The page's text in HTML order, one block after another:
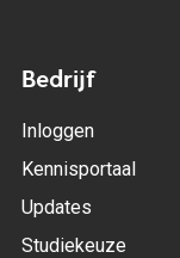
Bedrijf
Inloggen
Kennisportaal
Updates
Studiekeuze